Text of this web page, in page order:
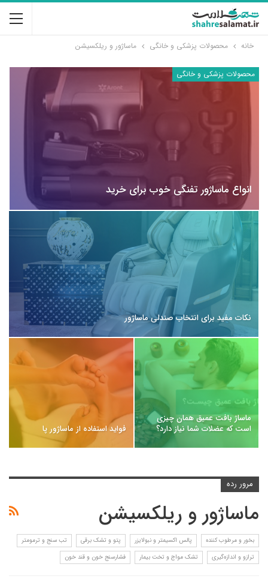
خانه محصولات پزشکی و خانگی ماساژور و ریلکسیشن
محصولات پزشکی و خانگی
انواع ماساژور تفنگی خوب برای خرید
نکات مفید برای انتخاب صندلی ماساژور
ماساژ بافت عمیق همان چیزی
است که عضلات شما نیاز دارد؟
فواید استفاده از ماساژور پا
مرور رده
ماساژور و ریلکسیشن
بخور و مرطوب کننده پالس اکسیمتر و نبولایزر پتو و تشک برقی
تب سنج و ترمومتر
ترازو و اندازه‌گیری
تشک مواج و تخت بیمار فشارسنج خون و قند خون